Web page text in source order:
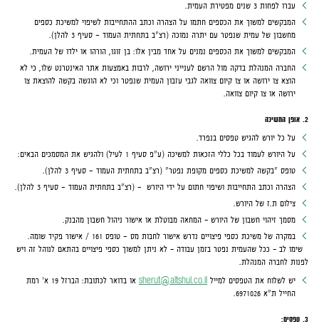
עברו לפחות 3 שנים מפטירת העמית.
המבקשים למשוך את הכספים חתמו על הצהרה וכתב ההתחייבות לשיפוי למשיכת כספים
מחשבון של עמית שנפטר עם יתרה נמוכה (רצ"ב בתחתית העמוד - סעיף 3 להלן).
המבקשים למשוך את הכספים נמנים על אחד מבין אלו: בן זוגו, הורהו או ילדו של העמית.
החברה המנהלת בדקה מול הרשם לענייני ירושה, לרבות באמצעות אתר האינטרנט שלו, כי לא
הוצא צו ירושה או צו קיום צוואה לגבי עזבון העמית שנפטר וכי לא הוגשה בקשה להוצאת צו
ירושה או צו קיום צוואה.
2. אופן המשיכה
על כל יורש להגיש טפסים בנפרד.
על היורש לעמוד בכל כללי הזכאות למשיכה (ע"פ סעיף 1 לעיל) ולהגיש את המסמכים הבאים:
טופס "בקשה למשיכת כספים מקופת נפטר" (רצ"ב בתחתית העמוד - סעיף 3 להלן).
הצהרה וכתב התחייבות ושיפוי חתום על ידי היורש – (רצ"ב בתחתית העמוד - סעיף 3 להלן).
צילום ת.ז של היורש.
מסמך זיהוי חשבון של היורש – המחאה מבוטלת או אישור ניהול חשבון מהבנק.
במקרה של משיכת כספי פיצויים נדרש אישור לחבות מס - טופס 161 / אישור פקיד שומה.
שימו לב – ככל שהעמית נפטר בזמן עבודה – לא ניתן למשוך כספי פיצויים בהתאם לנוהל זה ויש
לפנות לחברה המנהלת.
יש לשלוח את הטפסים למייל sherut@altshul.co.il
או בדואר לכתובת: הברזל 19 א' רמת
החייל ת"א 6971026.
3. טפסים: